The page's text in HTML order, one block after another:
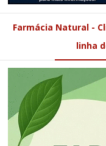
Farmácia Natural -
linha